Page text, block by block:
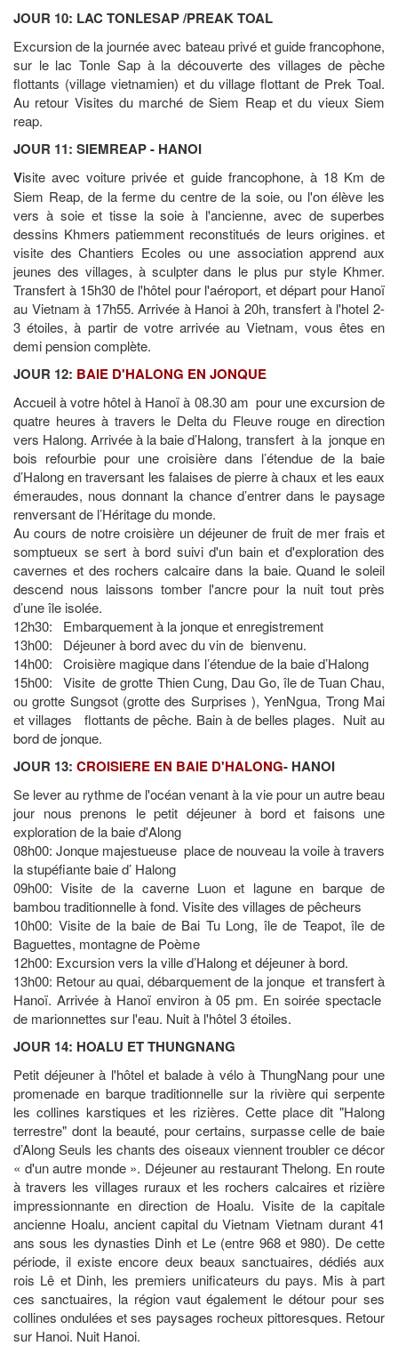
JOUR 10: LAC TONLESAP /PREAK TOAL
Excursion de la journée avec bateau privé et guide francophone,
sur le lac Tonle Sap à la découverte des villages de pèche
flottants (village vietnamien) et du village flottant de Prek Toal.
Au retour Visites du marché de Siem Reap et du vieux Siem
reap.
JOUR 11: SIEMREAP - HANOI
Visite avec voiture privée et guide francophone, à 18 Km de
Siem Reap, de la ferme du centre de la soie, ou l'on élève les
vers à soie et tisse la soie à l'ancienne, avec de superbes
dessins Khmers patiemment reconstitués de leurs origines. et
visite des Chantiers Ecoles ou une association apprend aux
jeunes des villages, à sculpter dans le plus pur style Khmer.
Transfert à 15h30 de l'hôtel pour l'aéroport, et départ pour Hanoï
au Vietnam à 17h55. Arrivée à Hanoi à 20h, transfert à l'hotel 2-
3 étoiles, à partir de votre arrivée au Vietnam, vous êtes en
demi pension complète.
JOUR 12: BAIE D'HALONG EN JONQUE
Accueil à votre hôtel à Hanoï à 08.30 am pour une excursion de
quatre heures à travers le Delta du Fleuve rouge en direction
vers Halong. Arrivée à la baie d’Halong, transfert à la jonque en
bois refourbie pour une croisière dans l’étendue de la baie
d’Halong en traversant les falaises de pierre à chaux et les eaux
émeraudes, nous donnant la chance d’entrer dans le paysage
renversant de l’Héritage du monde.
Au cours de notre croisière un déjeuner de fruit de mer frais et
somptueux se sert à bord suivi d'un bain et d'exploration des
cavernes et des rochers calcaire dans la baie. Quand le soleil
descend nous laissons tomber l'ancre pour la nuit tout près
d’une île isolée.
12h30: Embarquement à la jonque et enregistrement
13h00: Déjeuner à bord avec du vin de bienvenu.
14h00: Croisière magique dans l’étendue de la baie d’Halong
15h00: Visite de grotte Thien Cung, Dau Go, île de Tuan Chau,
ou grotte Sungsot (grotte des Surprises ), YenNgua, Trong Mai
et villages flottants de pêche. Bain à de belles plages. Nuit au
bord de jonque.
JOUR 13: CROISIERE EN BAIE D'HALONG- HANOI
Se lever au rythme de l'océan venant à la vie pour un autre beau
jour nous prenons le petit déjeuner à bord et faisons une
exploration de la baie d'Along
08h00: Jonque majestueuse place de nouveau la voile à travers
la stupéfiante baie d’ Halong
09h00: Visite de la caverne Luon et lagune en barque de
bambou traditionnelle à fond. Visite des villages de pêcheurs
10h00: Visite de la baie de Bai Tu Long, île de Teapot, île de
Baguettes, montagne de Poème
12h00: Excursion vers la ville d’Halong et déjeuner à bord.
13h00: Retour au quai, débarquement de la jonque et transfert à
Hanoï. Arrivée à Hanoï environ à 05 pm. En soirée spectacle
de marionnettes sur l'eau. Nuit à l'hôtel 3 étoiles.
JOUR 14: HOALU ET THUNGNANG
Petit déjeuner à l'hôtel et balade à vélo à ThungNang pour une
promenade en barque traditionnelle sur la rivière qui serpente
les collines karstiques et les rizières. Cette place dit "Halong
terrestre" dont la beauté, pour certains, surpasse celle de baie
d’Along Seuls les chants des oiseaux viennent troubler ce décor
« d'un autre monde ». Déjeuner au restaurant Thelong. En route
à travers les villages ruraux et les rochers calcaires et rizière
impressionnante en direction de Hoalu. Visite de la capitale
ancienne Hoalu, ancient capital du Vietnam Vietnam durant 41
ans sous les dynasties Dinh et Le (entre 968 et 980). De cette
période, il existe encore deux beaux sanctuaires, dédiés aux
rois Lê et Dinh, les premiers unificateurs du pays. Mis à part
ces sanctuaires, la région vaut également le détour pour ses
collines ondulées et ses paysages rocheux pittoresques. Retour
sur Hanoi. Nuit Hanoi.